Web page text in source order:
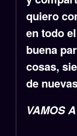
quiero
en todo
buena
cosas,
de
VAMOS